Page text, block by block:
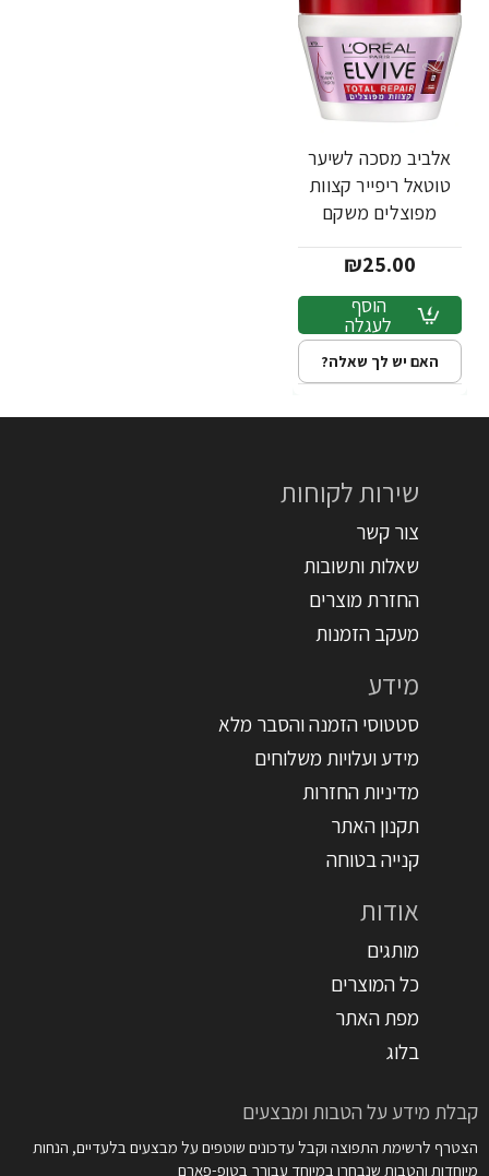
אלביב מסכה לשיער
טוטאל ריפייר קצוות
מפוצלים משקם
- לאריאל
₪25.00
הוסף
לעגלה
האם יש לך שאלה?
שירות לקוחות
צור קשר
שאלות ותשובות
החזרת מוצרים
מעקב הזמנות
מידע
סטטוסי הזמנה והסבר מלא
מידע ועלויות משלוחים
מדיניות החזרות
תקנון האתר
קנייה בטוחה
אודות
מותגים
כל המוצרים
מפת האתר
בלוג
קבלת מידע על הטבות ומבצעים
הצטרף לרשימת התפוצה וקבל עדכונים שוטפים על מבצעים בלעדיים, הנחות
מיוחדות והטבות שנבחרו במיוחד עבורך בטופ-פארם